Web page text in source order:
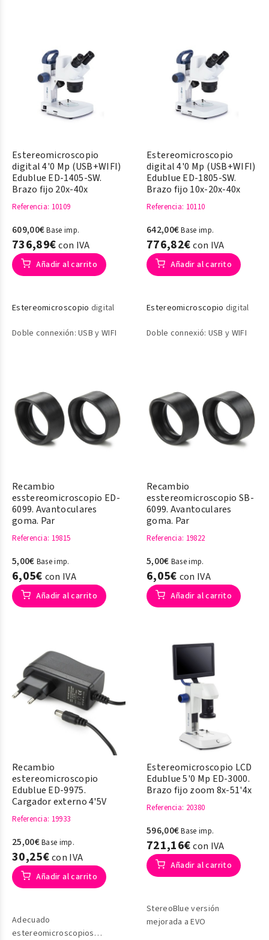
Estereomicroscopio
digital 4'0 Mp (USB+WIFI)
Edublue ED-1405-SW.
Brazo fijo 20x-40x
Referencia: 10109
609,00€Base imp.
736,89€con IVA
Añadir al carrito
Estereomicroscopio digital
Doble connexión: USB y WIFI
Estereomicroscopio
digital 4'0 Mp (USB+WIFI)
Edublue ED-1805-SW.
Brazo fijo 10x-20x-40x
Referencia: 10110
642,00€Base imp.
776,82€con IVA
Añadir al carrito
Estereomicroscopio digital
Doble connexió: USB y WIFI
Recambio
esstereomicroscopio ED-
6099. Avantoculares
goma. Par
Referencia: 19815
5,00€ Base imp.
6,05€ con IVA
Añadir al carrito
Recambio
esstereomicroscopio SB-
6099. Avantoculares
goma. Par
Referencia: 19822
5,00€ Base imp.
6,05€ con IVA
Añadir al carrito
Recambio
estereomicroscopio
Edublue ED-9975.
Cargador externo 4'5V
Referencia: 19933
25,00€Base imp.
30,25€con IVA
Añadir al carrito
Adecuado
estereomicroscopios
Estereomicroscopio LCD
Edublue 5'0 Mp ED-3000.
Brazo fijo zoom 8x-51'4x
Referencia: 20380
596,00€Base imp.
721,16€con IVA
Añadir al carrito
StereoBlue versión
mejorada a EVO